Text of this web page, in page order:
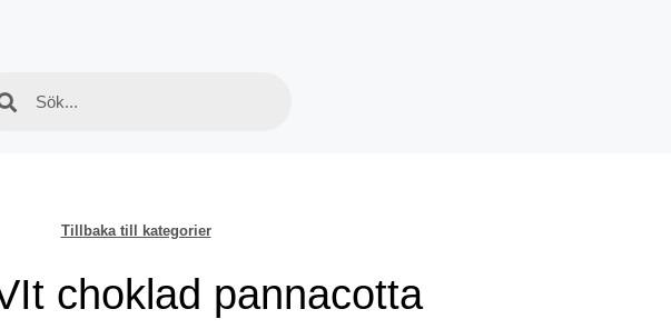
Tillbaka till kategorier
choklad pannacotta